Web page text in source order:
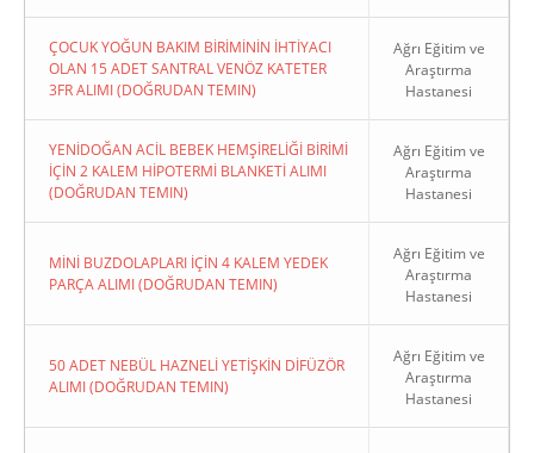
ÇOCUK YOĞUN BAKIM BİRİMİNİN İHTİYACI
OLAN 15 ADET SANTRAL VENÖZ KATETER
3FR ALIMI (DOĞRUDAN TEMIN)
Ağrı Eğitim ve
Araştırma
Hastanesi
YENİDOĞAN ACİL BEBEK HEMŞİRELİĞİ BİRİMİ
İÇİN 2 KALEM HİPOTERMİ BLANKETİ ALIMI
(DOĞRUDAN TEMIN)
Ağrı Eğitim ve
Araştırma
Hastanesi
MİNİ BUZDOLAPLARI İÇİN 4 KALEM YEDEK
PARÇA ALIMI (DOĞRUDAN TEMIN)
Ağrı Eğitim ve
Araştırma
Hastanesi
50 ADET NEBÜL HAZNELİ YETİŞKİN DİFÜZÖR
ALIMI (DOĞRUDAN TEMIN)
Ağrı Eğitim ve
Araştırma
Hastanesi